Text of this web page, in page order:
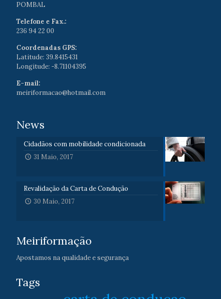
POMBAL
Telefone e Fax.:
236 94 22 00
Coordenadas GPS:
Latitude: 39.8415431
Longitude: -8.71104395
E-mail:
meiriformacao@hotmail.com
News
Cidadãos com mobilidade condicionada
31 Maio, 2017
Revalidação da Carta de Condução
30 Maio, 2017
Meiriformação
Apostamos na qualidade e segurança
Tags